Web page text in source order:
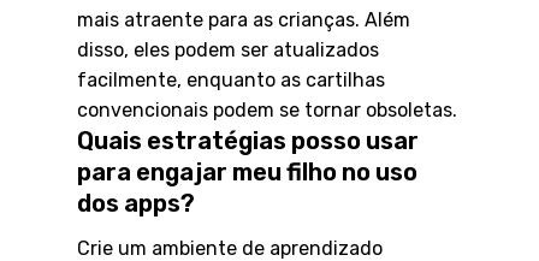
mais atraente para as crianças. Além
disso, eles podem ser atualizados
facilmente, enquanto as cartilhas
convencionais podem se tornar obsoletas.
Quais estratégias posso usar
para engajar meu filho no uso
dos apps?
Crie um ambiente de aprendizado